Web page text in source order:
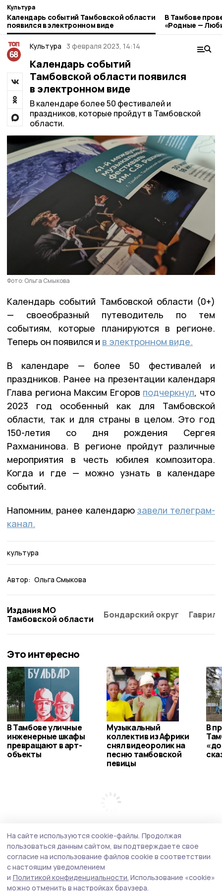
Культура
Календарь событий Тамбовской области
появился в электронном виде
В Тамбове
«Родные —
Культура 3 февраля 2023, 14:14
Календарь событий
Тамбовской области появился
в электронном виде
В календаре более 50 фестивалей и
праздников, которые пройдут в Тамбовской
области.
Фото: Ольга Смыкова
Календарь событий Тамбовской области (0+)
— своеобразный путеводитель по тем
событиям, которые планируются в регионе.
Теперь он появился и в электронном виде.
В календаре — более 50 фестивалей и
праздников. Ранее на презентации календаря
Глава региона Максим Егоров подчеркнул, что
2023 год особенный как для Тамбовской
области, так и для страны в целом. Это год
150-летия со дня рождения Сергея
Рахманинова. В регионе пройдут различные
мероприятия в честь юбилея композитора.
Когда и где — можно узнать в календаре
событий.
Напомним, ранее календарю завели телеграм-
канал.
культура
Автор: Ольга Смыкова
Издания МО
Тамбовской области
Бондарский округ
Это интересно
В Тамбове уличные
инженерные шкафы
превращают в арт-
объекты
Музыкальный
коллектив из Африки
снял видеоролик на
песню тамбовской
певицы
В
На сайте используются cookie-файлы. Продолжая
пользоваться данным сайтом, вы подтверждаете свое
согласие на использование файлов cookie в соответствии
с настоящим уведомлением
и Политикой конфиденциальности. Использование «cookie»
можно отменить в настройках браузера.